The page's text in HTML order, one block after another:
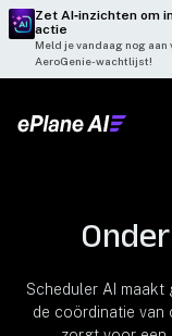
Zet AI‑inzichten om
actie
Meld je vandaag nog aan
AeroGenie-wachtlijst!
Scheduler AI maakt
de coördinatie van